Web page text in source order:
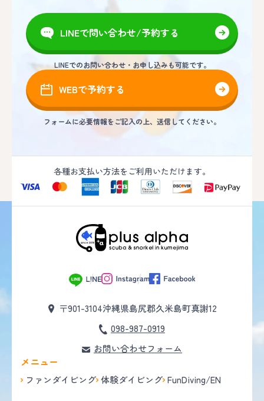
LINEで問い合わせ/予約する
LINEでのお問い合わせ・お申し込みも可能です。
WEBで予約する
フォームに必要情報をご記入の上、送信してください。
各種お支払い方法をご利用いただけます。
〒901-3104沖縄県島尻郡久米島町真謝12
098-987-0919
お問い合わせフォーム
メニュー
ファンダイビング 体験ダイビング FunDiving/EN